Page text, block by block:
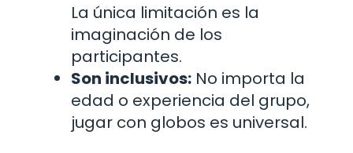
La única limitación es la
imaginación de los
participantes.
Son inclusivos: No importa la
edad o experiencia del grupo,
jugar con globos es universal.